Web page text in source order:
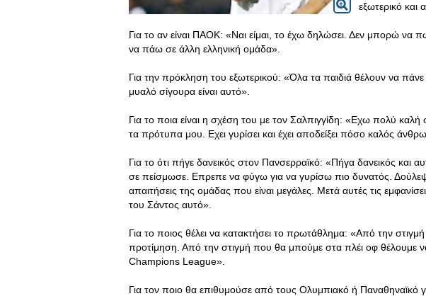
εξωτερικό και
Για το αν είναι ΠΑΟΚ: «Ναι είμαι, το έχω δηλώσει. Δεν μπορώ να
να πάω σε άλλη ελληνική ομάδα».
Για την πρόκληση του εξωτερικού: «Όλα τα παιδιά θέλουν να
μυαλό σίγουρα είναι αυτό».
Για το ποια είναι η σχέση του με τον Σαλπιγγίδη: «Εχω πολύ καλή
τα πρότυπα μου. Εχει γυρίσει και έχει αποδείξει πόσο καλός
Για το ότι πήγε δανεικός στον Πανσερραϊκό: «Πήγα δανεικός και
σε πείσμωσε. Επρεπε να φύγω για να γυρίσω πιο δυνατός.
απαιτήσεις της ομάδας που είναι μεγάλες. Μετά αυτές τις
του Σάντος αυτό».
Για το ποιος θέλει να κατακτήσει το πρωτάθλημα: «Από την
προτίμηση. Από την στιγμή που θα μπούμε στα πλέι οφ θέλουμε
Champions League».
Για τον ποιο θα επιθυμούσε από τους Ολυμπιακό ή Παναθηναϊκό